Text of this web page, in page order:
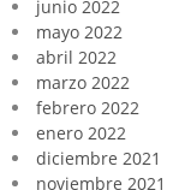
junio 2022
mayo 2022
abril 2022
marzo 2022
febrero 2022
enero 2022
diciembre 2021
noviembre 2021